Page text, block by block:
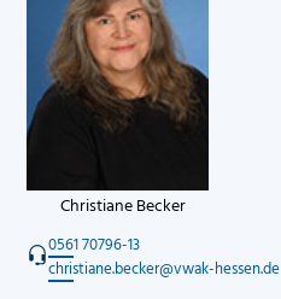
Christiane Becker
0561 70796-13
christiane.becker@vwak-hessen.de